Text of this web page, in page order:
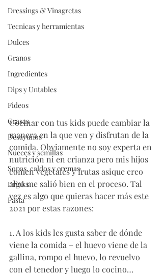
Dressings & Vinagretas
Tecnicas y herramientas
Dulces
Granos
Ingredientes
Dips y Untables
Fideos
Grasas
Desayunos
Nueces y semillas
Sopas, caldos y cremas
Drinks
Pasta
Cocinar con tus kids puede cambiar la
manera en la que ven y disfrutan de la
comida. Obviamente no soy experta en
nutrición ni en crianza pero mis hijos
comen vegetales y frutas asique creo
algo me salió bien en el proceso. Tal
vez es algo que quieras hacer más este
2021 por estas razones:
1. A los kids les gusta saber de dónde
viene la comida – el huevo viene de la
gallina, rompo el huevo, lo revuelvo
con el tenedor y luego lo cocino…